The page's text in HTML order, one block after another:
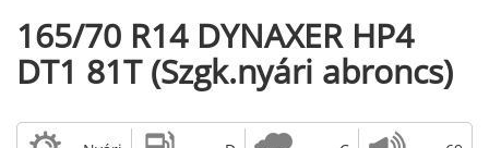
165/70 R14 DYNAXER HP4
DT1 81T (Szgk.nyári abroncs)